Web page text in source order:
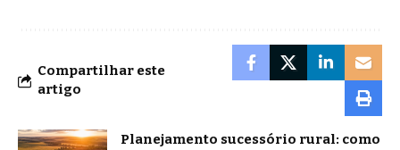
Compartilhar este
artigo
Planejamento sucessório rural: como